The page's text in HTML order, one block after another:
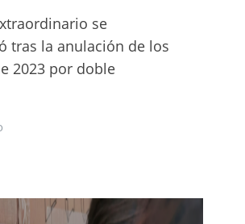
se
tras la anulación de los
2023 por doble